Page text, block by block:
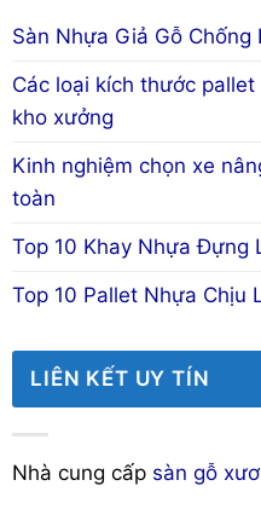
Sàn Nhựa Giả Gỗ Chống
Các loại kích thước
kho xưởng
Kinh nghiệm chọn xe
toàn
Top 10 Khay Nhựa Đựng
Top 10 Pallet Nhựa Chịu
LIÊN KẾT UY TÍN
Nhà cung cấp sàn gỗ